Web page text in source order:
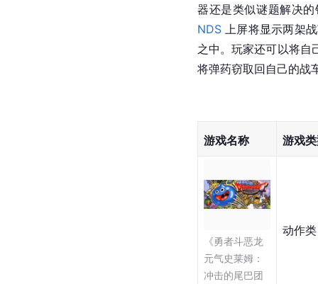
器还是类似谜题解决
NDS 上屏将显示两架
之中。玩家还可以将自
将弹药窃取回自己的战
游戏名称 游戏
《勇者斗恶龙
元气史莱姆：
冲击的尾巴团
动作类